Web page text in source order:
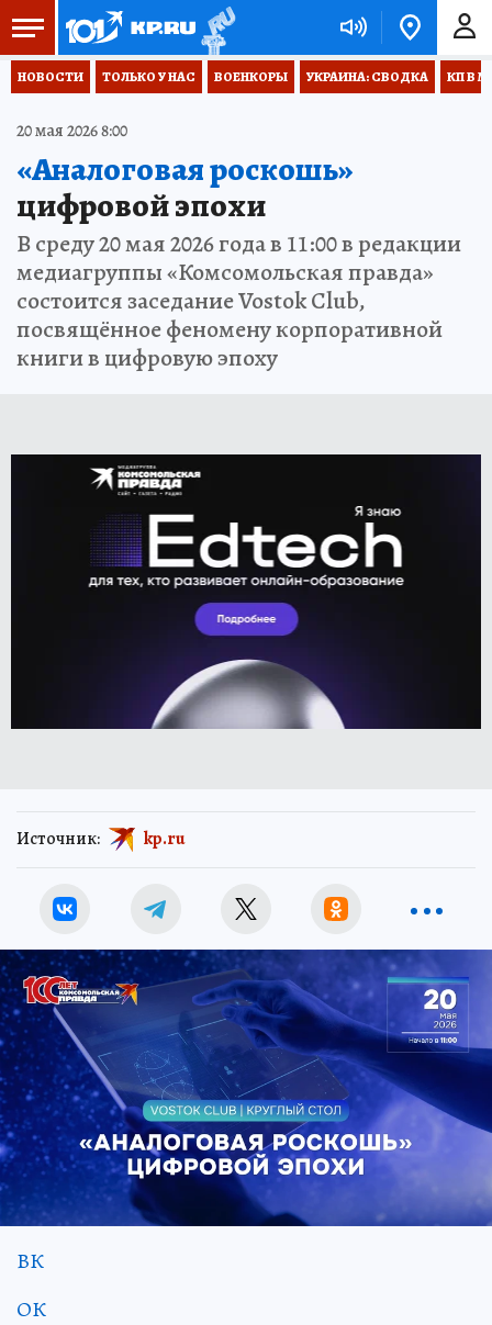
НОВОСТИ ТОЛЬКО У НАС ВОЕНКОРЫ УКРАИНА: СВОДКА КП В
20 мая 2026 8:00
«Аналоговая роскошь»
цифровой эпохи
В среду 20 мая 2026 года в 11:00 в редакции
медиагруппы «Комсомольская правда»
состоится заседание Vostok Club,
посвящённое феномену корпоративной
книги в цифровую эпоху
Источник: kp.ru
ВК
ОК